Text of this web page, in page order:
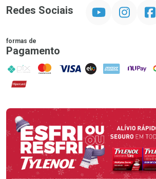
Redes Sociais Instagram
formas de
Pagamento
PIX MasterCard
VISA ELO AMEX NuPay
Hipercard
Promoção em Destaque